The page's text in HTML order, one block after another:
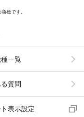
標です。
一覧
質問
表示設定